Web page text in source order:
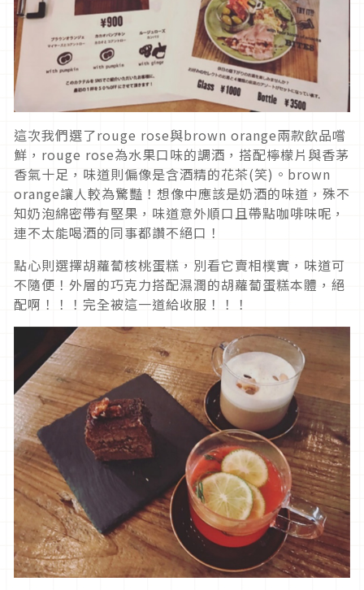
這次我們選了rouge rose與brown orange兩款飲品嚐
鮮，rouge rose為水果口味的調酒，搭配檸檬片與香茅
香氣十足，味道則偏像是含酒精的花茶(笑)。brown
orange讓人較為驚豔！想像中應該是奶酒的味道，殊不
知奶泡綿密帶有堅果，味道意外順口且帶點咖啡味呢，
連不太能喝酒的同事都讚不絕口！
點心則選擇胡蘿蔔核桃蛋糕，別看它賣相樸實，味道可
不隨便！外層的巧克力搭配濕潤的胡蘿蔔蛋糕本體，絕
配啊！！！完全被這一道給收服！！！